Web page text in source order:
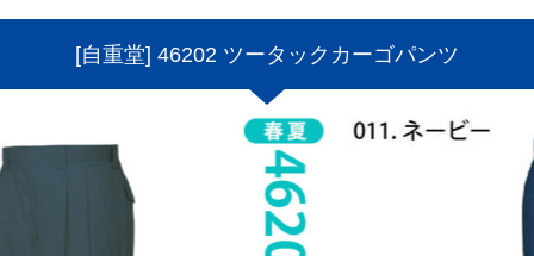
[自重堂] 46202 ツータックカーゴパンツ